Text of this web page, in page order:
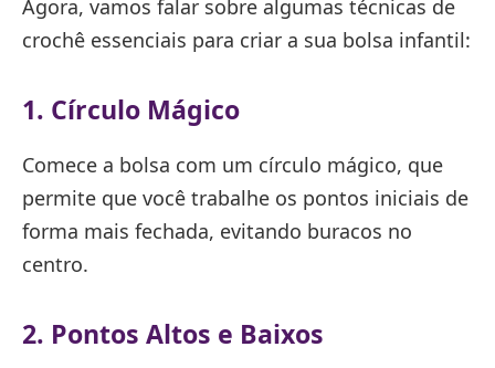
Agora, vamos falar sobre algumas técnicas de
crochê essenciais para criar a sua bolsa infantil:
1. Círculo Mágico
Comece a bolsa com um círculo mágico, que
permite que você trabalhe os pontos iniciais de
forma mais fechada, evitando buracos no
centro.
2. Pontos Altos e Baixos